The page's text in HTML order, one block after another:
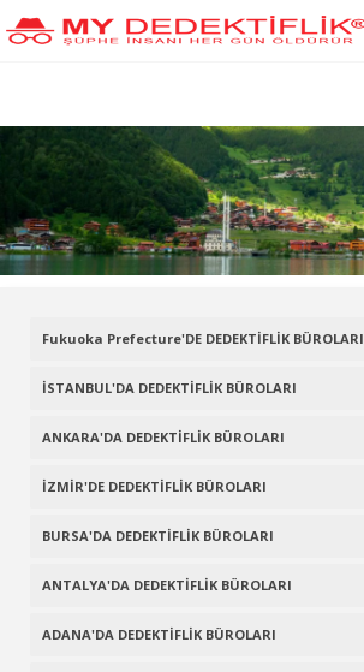
Fukuoka Prefecture'DE DEDEKTİFLİK BÜROLARI
İSTANBUL'DA DEDEKTİFLİK BÜROLARI
ANKARA'DA DEDEKTİFLİK BÜROLARI
İZMİR'DE DEDEKTİFLİK BÜROLARI
BURSA'DA DEDEKTİFLİK BÜROLARI
ANTALYA'DA DEDEKTİFLİK BÜROLARI
ADANA'DA DEDEKTİFLİK BÜROLARI